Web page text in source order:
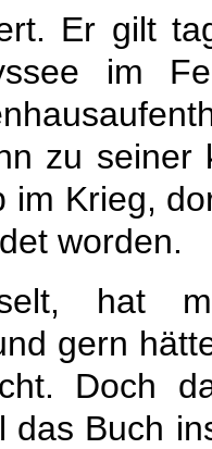
Er gilt
im
zu seiner
im Krieg,
worden.
hat
gern
Doch
das Buch